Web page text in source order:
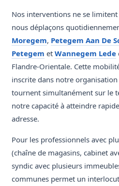
Nos interventions ne se
nous déplaçons
Moregem, Petegem Aan De
Petegem et Wannegem Lede
Flandre-Orientale. Cette
inscrite dans notre
tournent simultanément sur le
notre capacité à atteindre
adresse.
Pour les professionnels avec
(chaîne de magasins, cabinet
syndic avec plusieurs
communes permet un